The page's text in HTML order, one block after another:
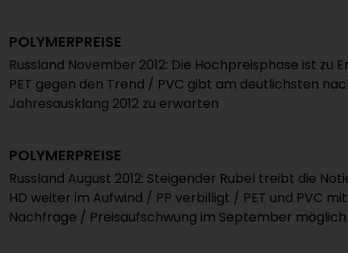
POLYMERPREISE
Russland November 2012: Die Hochpreisphase ist zu
PET gegen den Trend / PVC gibt am deutlichsten
Jahresausklang 2012 zu erwarten
POLYMERPREISE
Russland August 2012: Steigender Rubel treibt die
HD weiter im Aufwind / PP verbilligt / PET und PVC
Nachfrage / Preisaufschwung im September möglich